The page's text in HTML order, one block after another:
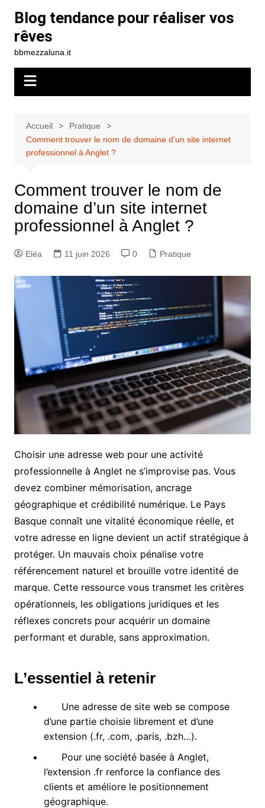
contenu
Blog tendance pour réaliser vos
rêves
bbmezzaluna.it
Accueil
Pratique
Comment trouver le nom de domaine d’un site internet​
professionnel à Anglet ?
Comment trouver le nom de
domaine d’un site internet​
professionnel à Anglet ?
Eléa 11 juin 2026 0 Pratique
Choisir une adresse web pour une activité
professionnelle à Anglet ne s’improvise pas. Vous
devez combiner mémorisation, ancrage
géographique et crédibilité numérique. Le Pays
Basque connaît une vitalité économique réelle, et
votre adresse en ligne devient un actif stratégique à
protéger. Un mauvais choix pénalise votre
référencement naturel et brouille votre identité de
marque. Cette ressource vous transmet les critères
opérationnels, les obligations juridiques et les
réflexes concrets pour acquérir un domaine
performant et durable, sans approximation.
L’essentiel à retenir
Une adresse de site web se compose
d’une partie choisie librement et d’une
extension (.fr, .com, .paris, .bzh…).
Pour une société basée à Anglet,
l’extension .fr renforce la confiance des
clients et améliore le positionnement
géographique.